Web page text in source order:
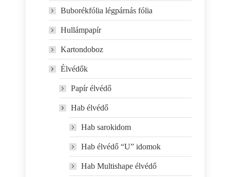
Buborékfólia légpárnás fólia
Hullámpapír
Kartondoboz
Élvédők
Papír élvédő
Hab élvédő
Hab sarokidom
Hab élvédő “U” idomok
Hab Multishape élvédő